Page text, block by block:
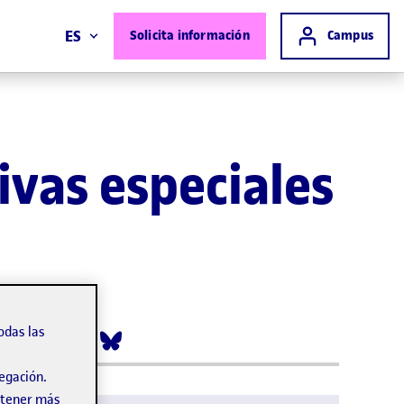
Solicita información Acceso a
Campus
ES
especiales
las
más